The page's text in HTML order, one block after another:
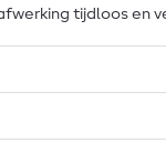
tijdloos en